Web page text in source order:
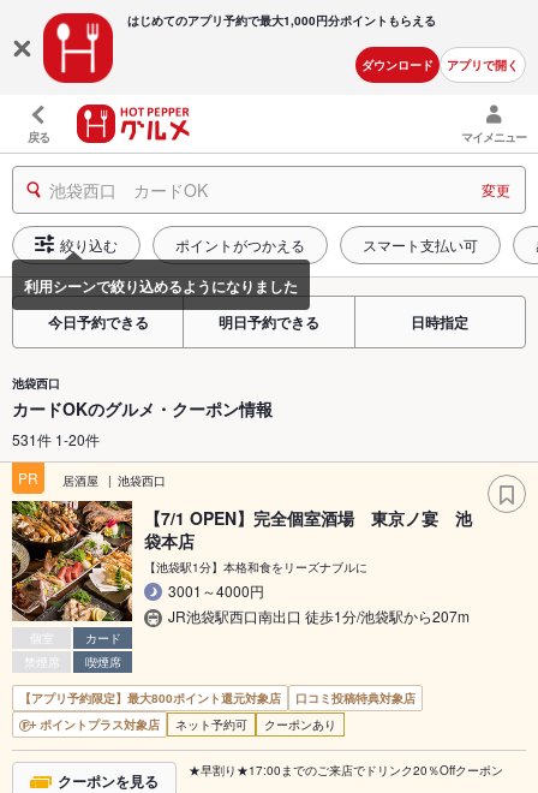
はじめてのアプリ予約で最大1,000円分ポイントもらえる
ダウンロード アプリで開く
戻る マイメニュー
池袋西口 カードOK 変更
絞り込む ポイントがつかえる スマート支払い可
今日予約できる 明日予約できる 日時指定
池袋西口
カードOKのグルメ・クーポン情報
531件 1-20件
PR
居酒屋 池袋西口
個室
カード
禁煙席
喫煙席
【7/1 OPEN】完全個室酒場 東京ノ宴 池
袋本店
【池袋駅1分】本格和食をリーズナブルに
3001～4000円
JR池袋駅西口南出口 徒歩1分/池袋駅から207m
【アプリ予約限定】最大800ポイント還元対象店
口コミ投稿特典対象店
ポイントプラス対象店
ネット予約可 クーポンあり
クーポンを見る ★早割り★17:00までのご来店でドリンク20％Offクーポン